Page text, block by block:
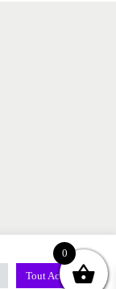
Tout Accepter
0